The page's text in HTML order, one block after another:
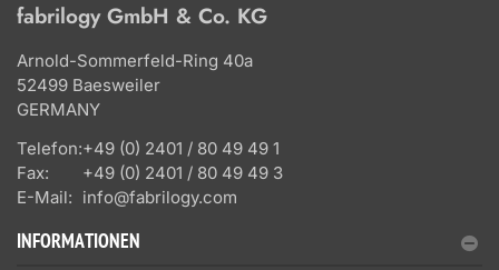
fabrilogy GmbH & Co. KG
Arnold-Sommerfeld-Ring 40a
52499 Baesweiler
GERMANY
Telefon:+49 (0) 2401 / 80 49 49 1
Fax:
+49 (0) 2401 / 80 49 49 3
E-Mail: info@fabrilogy.com
INFORMATIONEN